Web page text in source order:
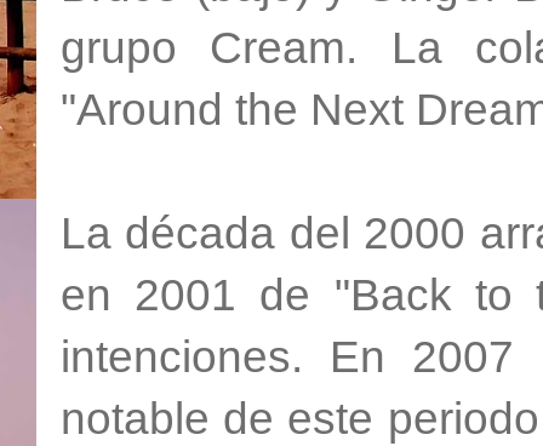
grupo Cream. La
"Around the Next
La década del 2000
en 2001 de "Back to
intenciones. En
notable de este